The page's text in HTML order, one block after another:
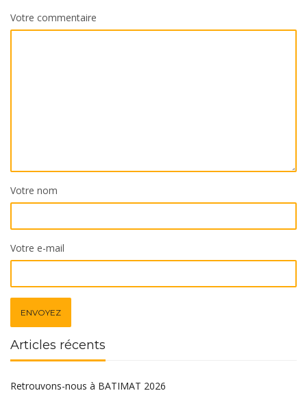
Votre commentaire
Votre nom
Votre e-mail
Articles récents
Retrouvons-nous à BATIMAT 2026